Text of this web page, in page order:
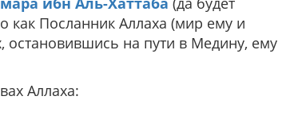
как Посланник Аллаха (мир ему и
остановившись на пути в Медину, ему
Аллаха: